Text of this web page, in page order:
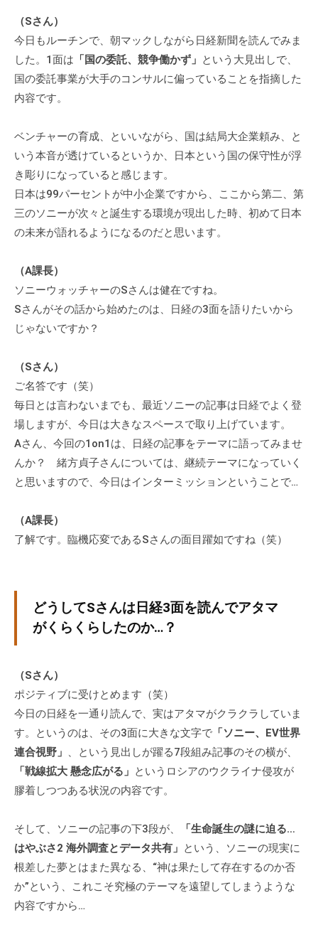
ゼ
ク
テ
ィ
コ
ー
チ
ン
グ
の
を
行
な
っ
い
ま
す
。
そ
の
他
ー
チ
い
士
業
個
人
方
コ
ー
チ
を
探
（Sさん）
今日もルーチンで、朝マックしながら日経新聞を読んでみま
した。1面は 「国の委託、競争働かず」 という大見出しで、
国の委託事業が大手のコンサルに偏っていることを指摘した
内容です。
ベンチャーの育成、といいながら、国は結局大企業頼み、と
いう本音が透けているというか、日本という国の保守性が浮
き彫りになっていると感じます。
日本は99パーセントが中小企業ですから、ここから第二、第
三のソニーが次々と誕生する環境が現出した時、初めて日本
の未来が語れるようになるのだと思います。
（A課長）
ソニーウォッチャーのSさんは健在ですね。
Sさんがその話から始めたのは、日経の3面を語りたいから
じゃないですか？
（Sさん）
ご名答です（笑）
毎日とは言わないまでも、最近ソニーの記事は日経でよく登
場しますが、今日は大きなスペースで取り上げています。
Aさん、今回の1on1は、日経の記事をテーマに語ってみませ
んか？ 緒方貞子さんについては、継続テーマになっていく
と思いますので、今日はインターミッションということで…
（A課長）
了解です。臨機応変であるSさんの面目躍如ですね（笑）
どうしてSさんは日経3面を読んでアタマ
がくらくらしたのか…？
（Sさん）
ポジティブに受けとめます（笑）
今日の日経を一通り読んで、実はアタマがクラクラしていま
す。というのは、その3面に大きな文字で 「ソニー、EV世界
連合視野」 、という見出しが躍る7段組み記事のその横が、
「戦線拡大 懸念広がる」 というロシアのウクライナ侵攻が
膠着しつつある状況の内容です。
そして、ソニーの記事の下3段が、
「生命誕生の謎に迫る…
はやぶさ2 海外調査とデータ共有」 という、ソニーの現実に
根差した夢とはまた異なる、“神は果たして存在するのか否
か”という、これこそ究極のテーマを遠望してしまうような
内容ですから…